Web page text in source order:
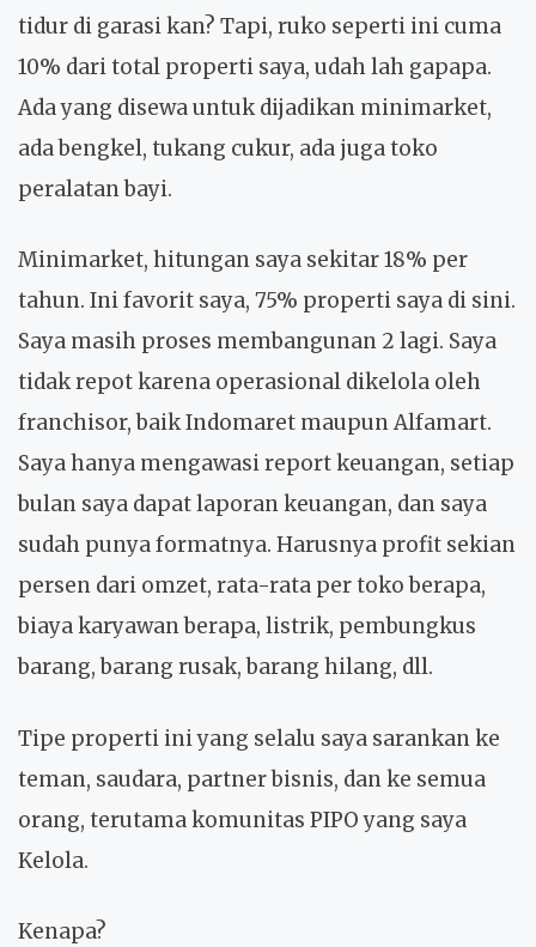
tidur di garasi kan? Tapi, ruko seperti ini cuma
10% dari total properti saya, udah lah gapapa.
Ada yang disewa untuk dijadikan minimarket,
ada bengkel, tukang cukur, ada juga toko
peralatan bayi.
Minimarket, hitungan saya sekitar 18% per
tahun. Ini favorit saya, 75% properti saya di sini.
Saya masih proses membangunan 2 lagi. Saya
tidak repot karena operasional dikelola oleh
franchisor, baik Indomaret maupun Alfamart.
Saya hanya mengawasi report keuangan, setiap
bulan saya dapat laporan keuangan, dan saya
sudah punya formatnya. Harusnya profit sekian
persen dari omzet, rata-rata per toko berapa,
biaya karyawan berapa, listrik, pembungkus
barang, barang rusak, barang hilang, dll.
Tipe properti ini yang selalu saya sarankan ke
teman, saudara, partner bisnis, dan ke semua
orang, terutama komunitas PIPO yang saya
Kelola.
Kenapa?